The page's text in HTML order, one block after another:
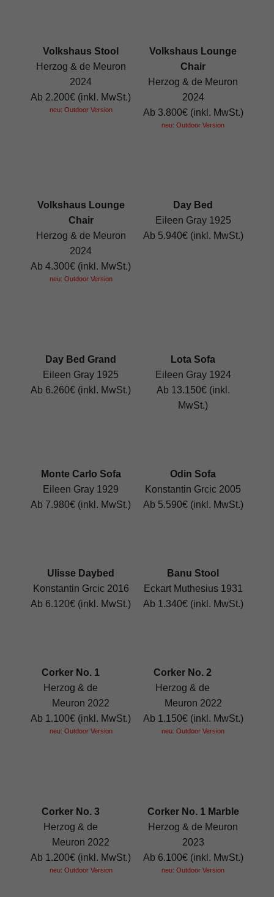
Volkshaus Stool
Herzog & de Meuron
2024
Ab 2.200€ (inkl. MwSt.)
neu: Outdoor Version
Volkshaus Lounge
Chair
Herzog & de Meuron
2024
Ab 3.800€ (inkl. MwSt.)
neu: Outdoor Version
Volkshaus Lounge
Chair
Herzog & de Meuron
2024
Ab 4.300€ (inkl. MwSt.)
neu: Outdoor Version
Day Bed
Eileen Gray 1925
Ab 5.940€ (inkl. MwSt.)
Day Bed Grand
Eileen Gray 1925
Ab 6.260€ (inkl. MwSt.)
Lota Sofa
Eileen Gray 1924
Ab 13.150€ (inkl.
MwSt.)
Monte Carlo Sofa
Eileen Gray 1929
Ab 7.980€ (inkl. MwSt.)
Odin Sofa
Konstantin Grcic 2005
Ab 5.590€ (inkl. MwSt.)
Ulisse Daybed
Konstantin Grcic 2016
Ab 6.120€ (inkl. MwSt.)
Banu Stool
Eckart Muthesius 1931
Ab 1.340€ (inkl. MwSt.)
Corker No. 1
Herzog & de
Meuron 2022
Ab 1.100€ (inkl. MwSt.)
neu: Outdoor Version
Corker No. 2
Herzog & de
Meuron 2022
Ab 1.150€ (inkl. MwSt.)
neu: Outdoor Version
Corker No. 3
Herzog & de
Meuron 2022
Ab 1.200€ (inkl. MwSt.)
neu: Outdoor Version
Corker No. 1 Marble
Herzog & de Meuron
2023
Ab 6.100€ (inkl. MwSt.)
neu: Outdoor Version